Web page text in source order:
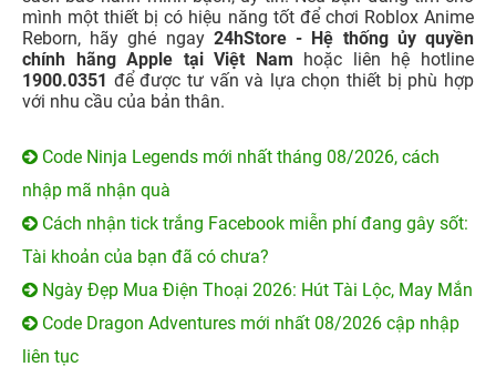
mình một thiết bị có hiệu năng tốt để chơi Roblox Anime
Reborn, hãy ghé ngay 24hStore - Hệ thống ủy quyền
chính hãng Apple tại Việt Nam hoặc liên hệ hotline
1900.0351 để được tư vấn và lựa chọn thiết bị phù hợp
với nhu cầu của bản thân.
Code Ninja Legends mới nhất tháng 08/2026, cách
nhập mã nhận quà
Cách nhận tick trắng Facebook miễn phí đang gây sốt:
Tài khoản của bạn đã có chưa?
Ngày Đẹp Mua Điện Thoại 2026: Hút Tài Lộc, May Mắn
Code Dragon Adventures mới nhất 08/2026 cập nhập
liên tục